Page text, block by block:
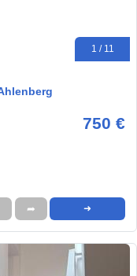
1 / 11
750 €
➦ ➜